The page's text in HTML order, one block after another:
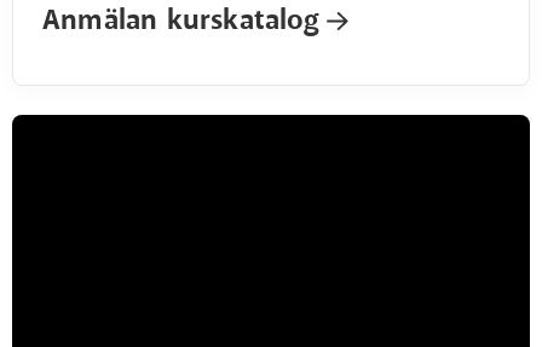
Anmälan kurskatalog